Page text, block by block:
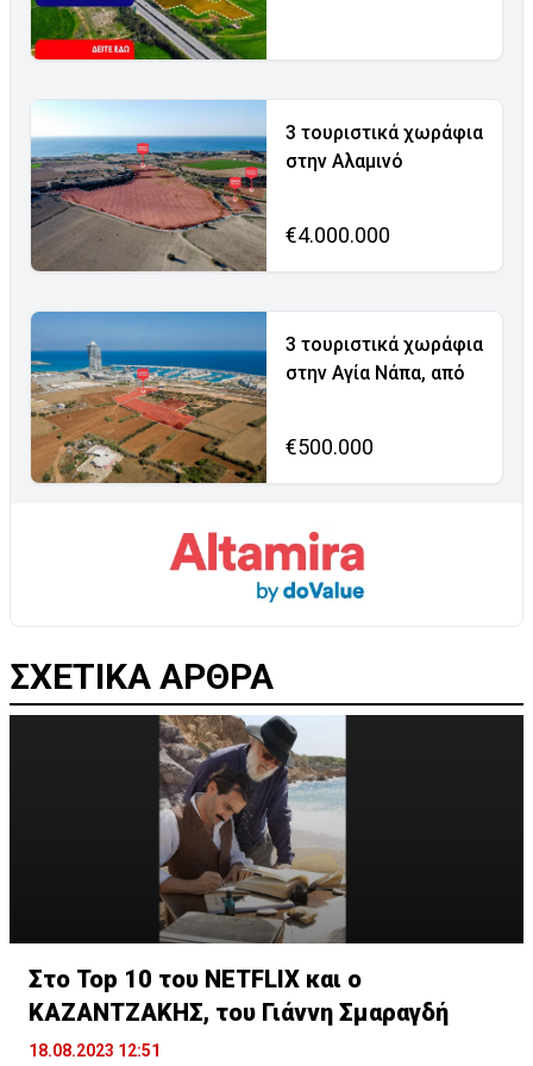
3 τουριστικά χωράφια
στην Αλαμινό
€4.000.000
3 τουριστικά χωράφια
στην Αγία Νάπα, από
€500.000
ΣΧΕΤΙΚΑ ΑΡΘΡΑ
Στο Τοp 10 του NETFLIX και ο
ΚΑΖΑΝΤΖΑΚΗΣ, του Γιάννη Σμαραγδή
18.08.2023 12:51